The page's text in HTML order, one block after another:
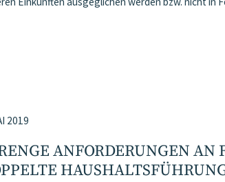
2019
ANFORDERUNGEN